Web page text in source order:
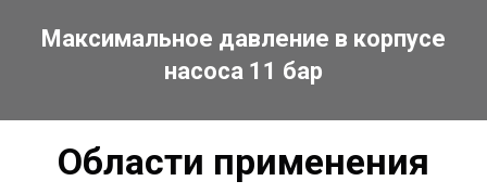
Максимальное давление в корпусе
насоса 11 бар
Области применения